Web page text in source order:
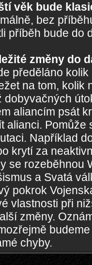
věk bude
bez
příběh bude do
změny do
předěláno
na tom, kolik
dobyvačných
aliancím psát
alianci. Pomůže
Například
krytí za
se rozeběhnou
a Svatá
pokrok
vlastnosti při
změny.
chyby.